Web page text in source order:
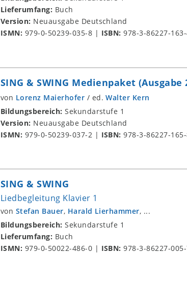
Lieferumfang: Buch
Version: Neuausgabe Deutschland
ISMN: 979-0-50239-035-8 | ISBN:978-3-86227-
SING & SWING Medienpaket (Ausgabe
von Lorenz Maierhofer / ed.Walter Kern
Bildungsbereich:Sekundarstufe 1
Version: Neuausgabe Deutschland
ISMN: 979-0-50239-037-2 | ISBN:978-3-86227-
SING & SWING
Liedbegleitung Klavier 1
von Stefan Bauer, Harald Lierhammer, ...
Bildungsbereich:Sekundarstufe 1
Lieferumfang: Buch
ISMN: 979-0-50022-486-0 | ISBN:978-3-86227-